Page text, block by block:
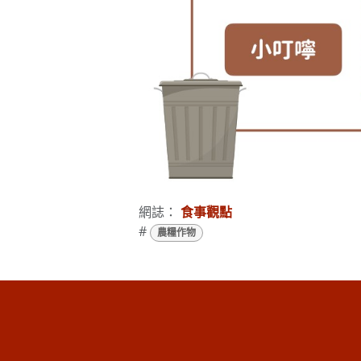
網誌： 食事觀點
#
農糧作物